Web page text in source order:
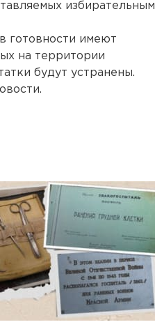
избирательным
готовности имеют
на территории
будут устранены.